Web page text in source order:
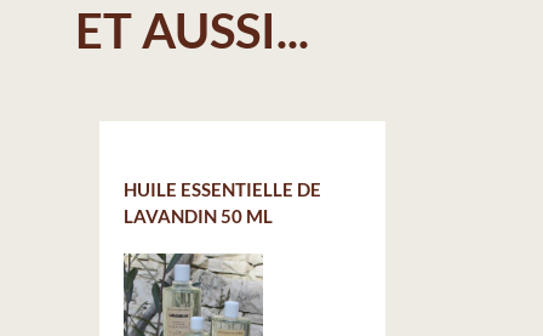
ET AUSSI...
HUILE ESSENTIELLE DE
LAVANDIN 50 ML